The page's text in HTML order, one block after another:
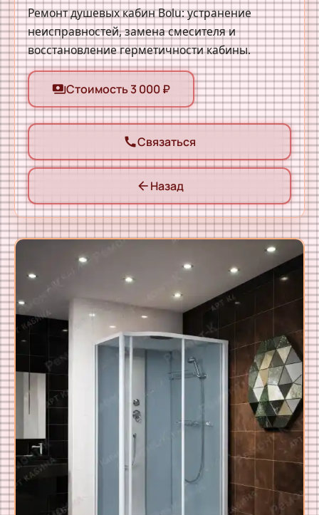
Ремонт душевых кабин Bolu: устранение
неисправностей, замена смесителя и
восстановление герметичности кабины.
paymentsСтоимость 3 000 ₽
callСвязаться
arrow_back Назад